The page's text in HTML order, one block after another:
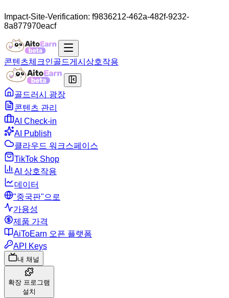
Impact-Site-Verification: f9836212-462a-482f-9232-
8a877970eacf
콘텐츠체크인골드게시 상호작용
골드러시 광장
콘텐츠 관리
AI Check-in
AI Publish
클라우드 워크스페이스
TikTok Shop
AI 상호작용
데이터
"중국판"으로
가용성
제품 가격
AiToEarn 오픈 플랫폼
API Keys
내 채널
확장 프로그램
설치